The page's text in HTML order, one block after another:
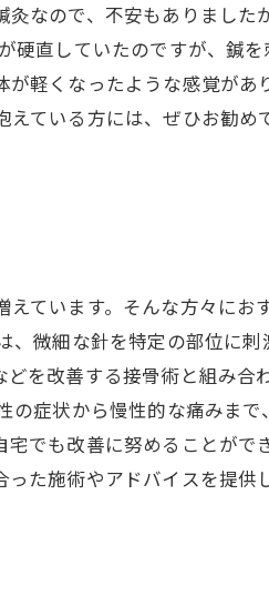
なので、不安もありまし
直していたのですが、鍼
軽くなったような感覚が
ている方には、ぜひお勧
ています。そんな方々に
微細な針を特定の部位に
を改善する接骨術と組み
症状から慢性的な痛みま
でも改善に努めることが
た施術やアドバイスを提